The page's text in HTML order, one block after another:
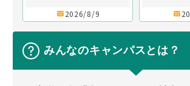
2026/8/9
みんなのキャンパスとは？